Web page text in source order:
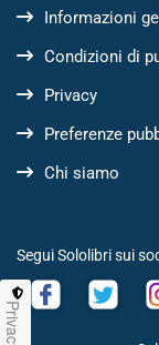
Informazioni
Condizioni di
Privacy
Preferenze
Chi siamo
Segui Sololibri sui
Privacy